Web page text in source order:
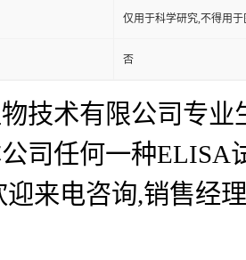
仅用于科学研究,不得用
否
技术有限公司专
司任何一种ELISA
迎来电咨询,销售经